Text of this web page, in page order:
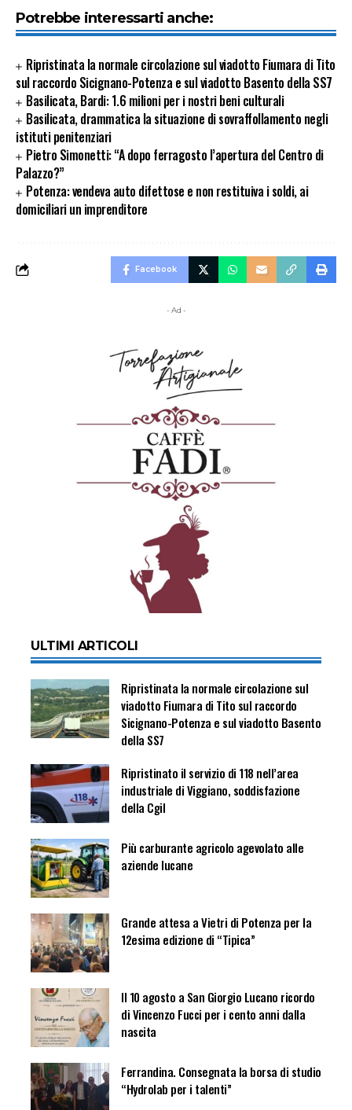
Potrebbe interessarti anche:
Ripristinata la normale circolazione sul viadotto Fiumara di Tito
sul raccordo Sicignano-Potenza e sul viadotto Basento della SS7
Basilicata, Bardi: 1.6 milioni per i nostri beni culturali
Basilicata, drammatica la situazione di sovraffollamento negli
istituti penitenziari
Pietro Simonetti: “A dopo ferragosto l’apertura del Centro di
Palazzo?”
Potenza: vendeva auto difettose e non restituiva i soldi, ai
domiciliari un imprenditore
Facebook
- Ad -
ULTIMI ARTICOLI
Ripristinata la normale circolazione sul
viadotto Fiumara di Tito sul raccordo
Sicignano-Potenza e sul viadotto Basento
della SS7
Ripristinato il servizio di 118 nell’area
industriale di Viggiano, soddisfazione
della Cgil
Più carburante agricolo agevolato alle
aziende lucane
Grande attesa a Vietri di Potenza per la
12esima edizione di “Tipica”
Il 10 agosto a San Giorgio Lucano ricordo
di Vincenzo Fucci per i cento anni dalla
nascita
Ferrandina. Consegnata la borsa di studio
“Hydrolab per i talenti”